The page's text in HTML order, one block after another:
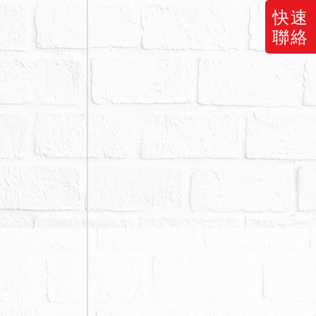
快速
聯絡